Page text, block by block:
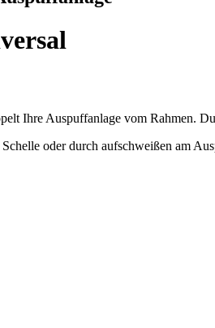
Ihre Auspuffanlage vom Rahmen.
oder durch aufschweißen am